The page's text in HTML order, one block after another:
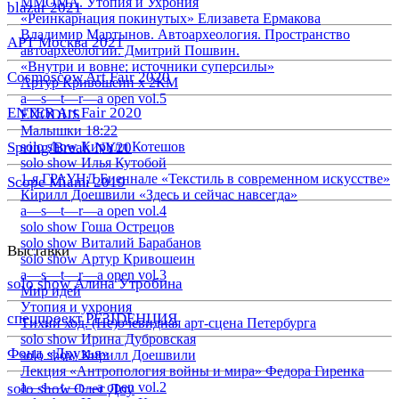
blazar 2021
АРТ Москва 2021
Cosmoscow Art Fair 2020
ENTER Art Fair 2020
Spring/Break NY20
Scope Miami 2019
Выставки
solo show Алина Утробина
спецпроект РЕЗIDЕНЦИЯ
Фонд «Друзья»
solo show Олег Доу
«Реинкарнация покинутых» Елизавета Ермакова
Владимир Мартынов. Автоархеология. Пространство
автоархеологии. Дмитрий Пошвин.
«Внутри и вовне: источники суперсилы»
Артур Кривошеин х 2КМ
a—s—t—r—a open vol.5
EXODUS
Малышки 18:22
solo show Кирилл Котешов
solo show Илья Кутобой
1-я ГРАУНД Биеннале «Текстиль в современном искусстве»
Кирилл Доешвили «Здесь и сейчас навсегда»
a—s—t—r—a open vol.4
solo show Гоша Острецов
solo show Виталий Барабанов
solo show Артур Кривошеин
a—s—t—r—a open vol.3
Мир идей
Утопия и ухрония
Тихий ход. (Не)очевидная арт-сцена Петербурга
solo show Ирина Дубровская
solo show Кирилл Доешвили
Лекция «Антропология войны и мира» Федора Гиренка
a—s—t—r—a open vol.2